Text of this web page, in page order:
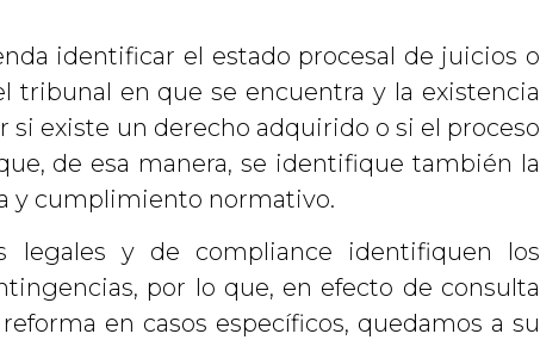
identificar el estado procesal de juicios o
tribunal en que se encuentra y la existencia
existe un derecho adquirido o si el proceso
de esa manera, se identifique también la
y cumplimiento normativo.
legales y de compliance identifiquen los
por lo que, en efecto de consulta
en casos específicos, quedamos a su